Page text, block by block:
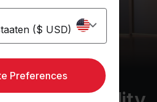
Preferences